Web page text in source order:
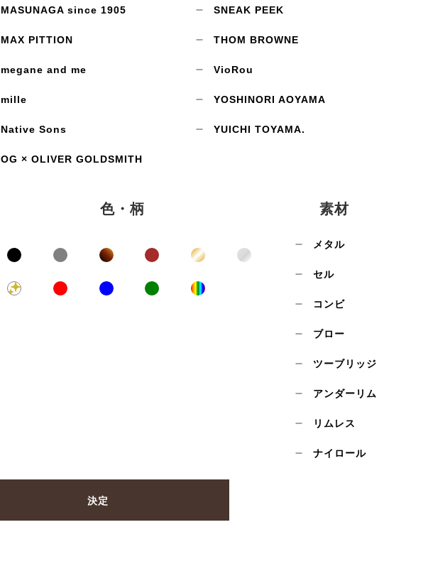
MASUNAGA since 1905
MAX PITTION
megane and me
mille
Native Sons
OG × OLIVER GOLDSMITH
SNEAK PEEK
THOM BROWNE
VioRou
YOSHINORI AOYAMA
YUICHI TOYAMA.
色・柄 素材
メタル
セル
コンビ
ブロー
ツーブリッジ
アンダーリム
リムレス
ナイロール
決定